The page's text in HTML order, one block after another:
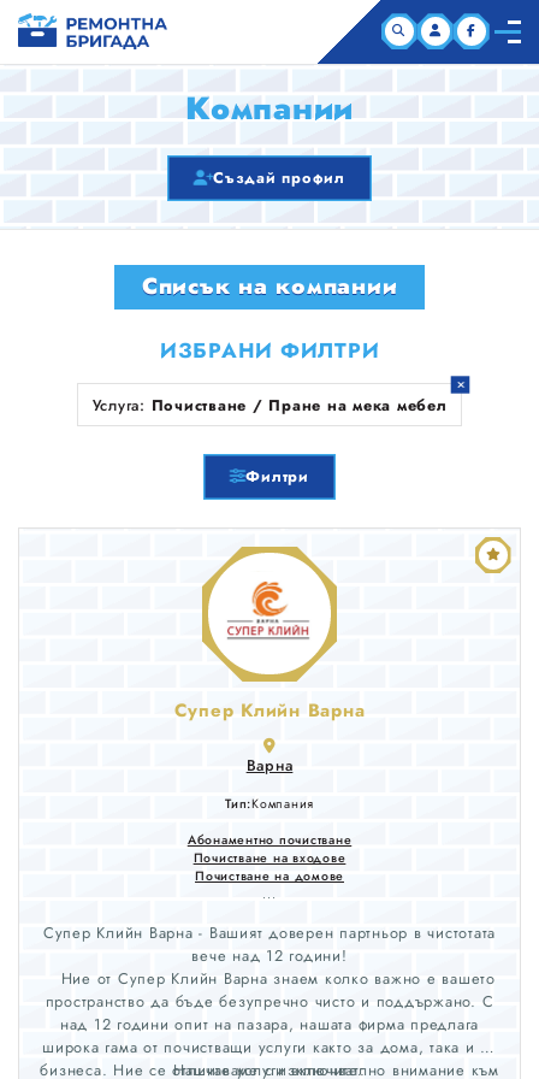
КОМПАНИИ
ЗА НАС
Компании
Създай профил
Списък на компании
ИЗБРАНИ ФИЛТРИ
Услуга: Почистване / Пране на мека мебел
Филтри
Супер Клийн Варна
Варна
Тип:Компания
Абонаментно почистване
Почистване на входове
Почистване на домове
...
Супер Клийн Варна - Вашият доверен партньор в чистотата
вече над 12 години!
Ние от Супер Клийн Варна знаем колко важно е вашето
пространство да бъде безупречно чисто и поддържано. С
над 12 години опит на пазара, нашата фирма предлага
широка гама от почистващи услуги както за дома, така и за
бизнеса. Ние се отличаваме с изключително внимание към
Нашите услуги включват: